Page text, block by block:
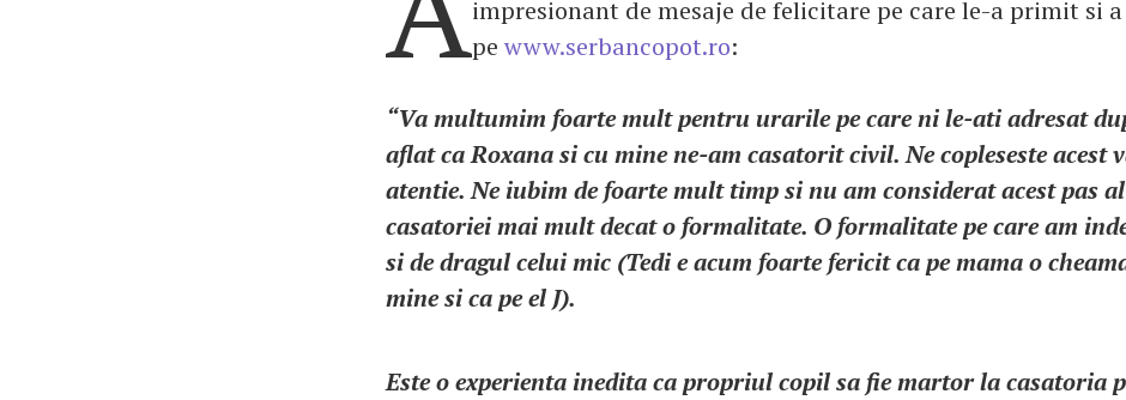
impresionant de mesaje de felicitare pe care le-a primit si
pe www.serbancopot.ro:
“Va multumim foarte mult pentru urarile pe care ni le-ati adresat
aflat ca Roxana si cu mine ne-am casatorit civil. Ne copleseste acest
atentie. Ne iubim de foarte mult timp si nu am considerat acest pas al
casatoriei mai mult decat o formalitate. O formalitate pe care am
si de dragul celui mic (Tedi e acum foarte fericit ca pe mama o
mine si ca pe el J).
Este o experienta inedita ca propriul copil sa fie martor la casatoria